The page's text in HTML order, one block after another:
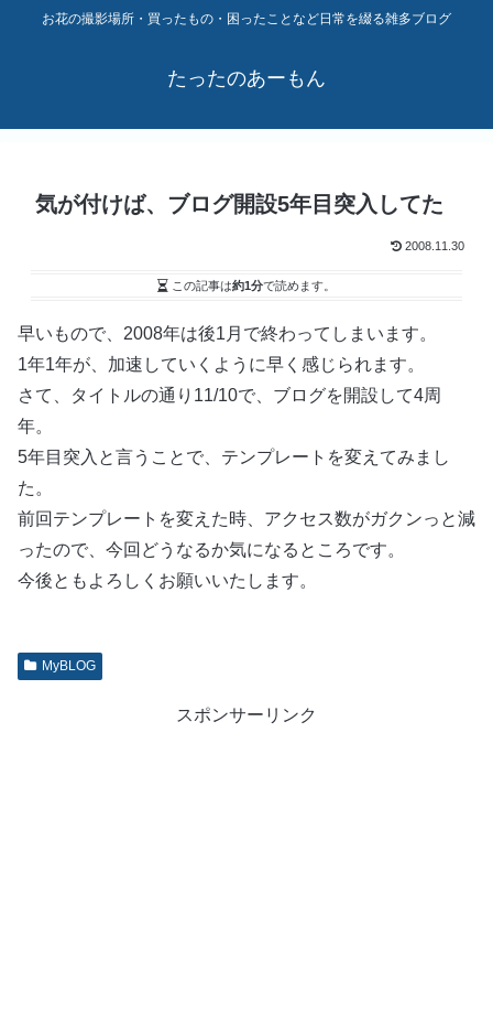
お花の撮影場所・買ったもの・困ったことなど日常を綴る雑多ブログ
たったのあーもん
気が付けば、ブログ開設5年目突入してた
2008.11.30
この記事は約1分で読めます。
早いもので、2008年は後1月で終わってしまいます。
1年1年が、加速していくように早く感じられます。
さて、タイトルの通り11/10で、ブログを開設して4周
年。
5年目突入と言うことで、テンプレートを変えてみまし
た。
前回テンプレートを変えた時、アクセス数がガクンっと減
ったので、今回どうなるか気になるところです。
今後ともよろしくお願いいたします。
MyBLOG
スポンサーリンク